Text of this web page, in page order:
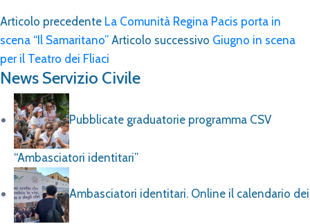
Articolo precedente La Comunità Regina Pacis porta in
scena “Il Samaritano” Articolo successivo Giugno in scena
per il Teatro dei Fliaci
News Servizio Civile
Pubblicate graduatorie programma CSV
“Ambasciatori identitari”
Ambasciatori identitari. Online il calendario dei